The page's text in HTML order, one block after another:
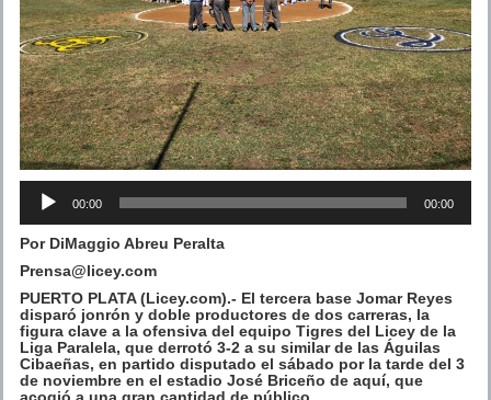
Reproductor
audio
00:00 00:00
Por DiMaggio Abreu Peralta
Prensa@licey.com
PUERTO PLATA (Licey.com).- El tercera base Jomar Reyes
disparó jonrón y doble productores de dos carreras, la
figura clave a la ofensiva del equipo Tigres del Licey de la
Liga Paralela, que derrotó 3-2 a su similar de las Águilas
Cibaeñas, en partido disputado el sábado por la tarde del 3
de noviembre en el estadio José Briceño de aquí, que